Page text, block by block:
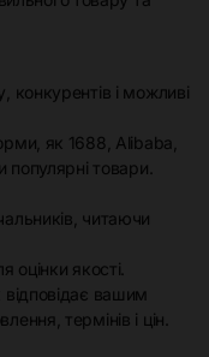
конкурентів і можливі
як 1688, Alibaba,
товари.
читаючи
оцінки якості.
вашим
термінів і цін.